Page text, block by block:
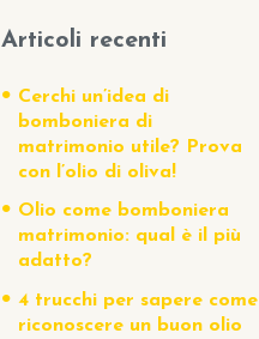
Articoli recenti
Cerchi un’idea di
bomboniera di
matrimonio utile? Prova
con l’olio di oliva!
Olio come bomboniera
matrimonio: qual è il più
adatto?
4 trucchi per sapere come
riconoscere un buon olio